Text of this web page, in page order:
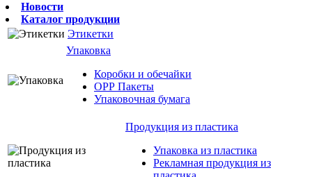
Новости
Каталог продукции
Этикетки
Упаковка
Коробки и обечайки
ОРР Пакеты
Упаковочная бумага
Продукция из пластика
Упаковка из пластика
Рекламная продукция из